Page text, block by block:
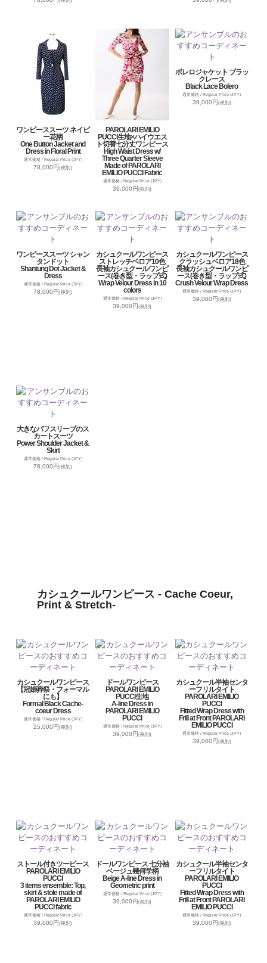
ワンピーススーツ ネイビ
ー花柄
One Button Jacket and
Dress in Floral Print
通常価格 / Regular Price (JPY)
78,000円(税別)
PAROLARI EMILIO
PUCCI生地×ハイウエス
ト切替七分丈ワンピース
High Waist Dress w/
Three Quarter Sleeve
Made of PAROLARI
EMILIO PUCCI Fabric
通常価格 / Regular Price (JPY)
39,000円(税別)
ボレロジャケット ブラッ
クレース
Black Lace Bolero
通常価格 / Regular Price (JPY)
39,000円 (税別)
ワンピーススーツ シャン
タンドット
Shantung Dot Jacket &
Dress
通常価格 / Regular Price (JPY)
78,000円(税別)
カシュクールワンピース
ストレッチベロア10色
長袖カシュクールワンピ
ース(巻き型・ラップ式)
Wrap Velour Dress in 10
colors
通常価格 / Regular Price (JPY)
39,000円(税別)
カシュクールワンピース
クラッシュベロア18色
長袖カシュクールワンピ
ース(巻き型・ラップ式)
Crush Velour Wrap Dress
通常価格 / Regular Price (JPY)
39,000円(税別)
大きなパフスリーブのス
カートスーツ
Power Shoulder Jacket &
Skirt
通常価格 / Regular Price (JPY)
78,000円(税別)
カシュクールワンピース - Cache Coeur,
Print & Stretch-
カシュクールワンピース
【冠婚葬祭・フォーマル
にも】
Formal Black Cache-
coeur Dress
通常価格 / Regular Price (JPY)
25,000円(税別)
ドールワンピース
PAROLARI EMILIO
PUCCI生地
A-line Dress in
PAROLARI EMILIO
PUCCI
通常価格 / Regular Price (JPY)
39,000円(税別)
カシュクール半袖センタ
ーフリルタイト
PAROLARI EMILIO
PUCCI
Fitted Wrap Dress with
Frill at Front PAROLARI
EMILIO PUCCI
通常価格 / Regular Price (JPY)
39,000円(税別)
ストール付きツーピース
PAROLARI EMILIO
PUCCI
3 items ensemble: Top,
skirt & stole made of
PAROLARI EMILIO
PUCCI fabric
通常価格 / Regular Price (JPY)
39,000円(税別)
ドールワンピース 七分袖
ベージュ幾何学柄
Beige A-line Dress in
Geometric print
通常価格 / Regular Price (JPY)
39,000円(税別)
カシュクール半袖センタ
ーフリルタイト
PAROLARI EMILIO
PUCCI
Fitted Wrap Dress with
Frill at Front PAROLARI
EMILIO PUCCI
通常価格 / Regular Price (JPY)
39,000円(税別)